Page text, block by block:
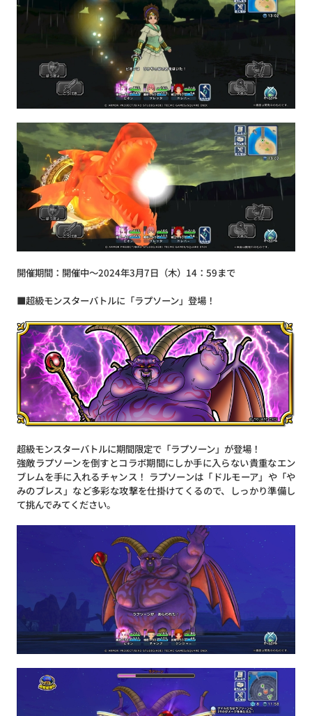
開催期間：開催中～2024年3月7日（木）14：59まで
■超級モンスターバトルに「ラプソーン」登場！
超級モンスターバトルに期間限定で「ラプソーン」が登場！
強敵ラプソーンを倒すとコラボ期間にしか手に入らない貴重なエン
ブレムを手に入れるチャンス！ ラプソーンは「ドルモーア」や「や
みのブレス」など多彩な攻撃を仕掛けてくるので、しっかり準備し
て挑んでみてください。